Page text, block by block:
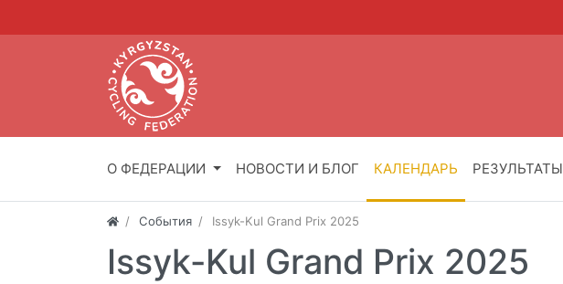
О ФЕДЕРАЦИИ НОВОСТИ И БЛОГ КАЛЕНДАРЬ РЕЗУЛЬТАТЫ
События Issyk-Kul Grand Prix 2025
Issyk-Kul Grand Prix 2025